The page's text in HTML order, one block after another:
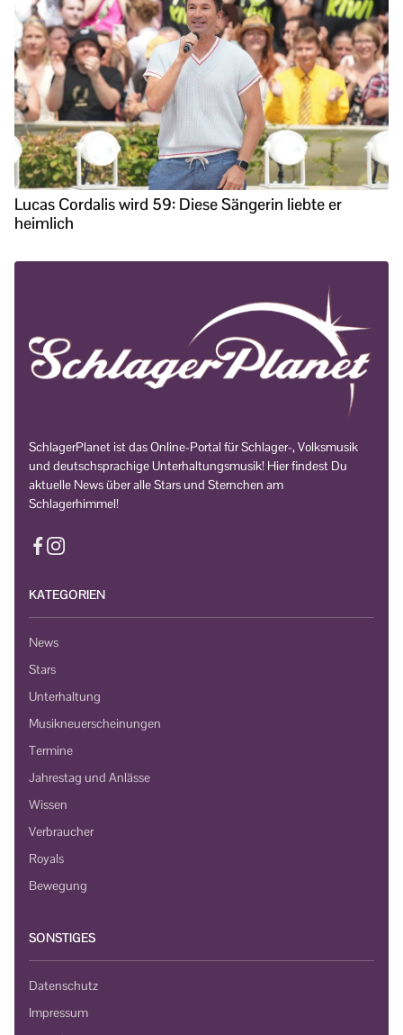
Lucas Cordalis wird 59: Diese Sängerin liebte er
heimlich
SchlagerPlanet ist das Online-Portal für Schlager-, Volksmusik
und deutschsprachige Unterhaltungsmusik! Hier findest Du
aktuelle News über alle Stars und Sternchen am
Schlagerhimmel!
KATEGORIEN
News
Stars
Unterhaltung
Musikneuerscheinungen
Termine
Jahrestag und Anlässe
Wissen
Verbraucher
Royals
Bewegung
SONSTIGES
Datenschutz
Impressum